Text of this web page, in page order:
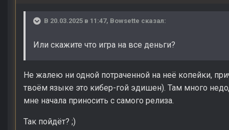
В 20.03.2025 в 11:47, Bowsette сказал:
Или скажите что игра на все деньги?
Не жалею ни одной потраченной на неё копейки,
твоём языке это кибер-гой эдишен). Там много
мне начала приносить с самого релиза.
Так пойдёт? ;)